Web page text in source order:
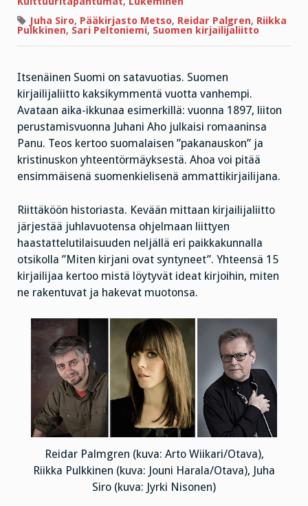
kirjailijaliitto
120
Juha Siro, Pääkirjasto Metso, Reidar Palgren, Riikka
Pulkkinen, Sari Peltoniemi, Suomen kirjailijaliitto
Itsenäinen Suomi on satavuotias. Suomen
kirjailijaliitto kaksikymmentä vuotta vanhempi.
Avataan aika-ikkunaa esimerkillä: vuonna 1897, liiton
perustamisvuonna Juhani Aho julkaisi romaaninsa
Panu. Teos kertoo suomalaisen ”pakanauskon” ja
kristinuskon yhteentörmäyksestä. Ahoa voi pitää
ensimmäisenä suomenkielisenä ammattikirjailijana.
Riittäköön historiasta. Kevään mittaan kirjailijaliitto
järjestää juhlavuotensa ohjelmaan liittyen
haastattelutilaisuuden neljällä eri paikkakunnalla
otsikolla ”Miten kirjani ovat syntyneet”. Yhteensä 15
kirjailijaa kertoo mistä löytyvät ideat kirjoihin, miten
ne rakentuvat ja hakevat muotonsa.
Reidar Palmgren (kuva: Arto Wiikari/Otava),
Riikka Pulkkinen (kuva: Jouni Harala/Otava), Juha
Siro (kuva: Jyrki Nisonen)